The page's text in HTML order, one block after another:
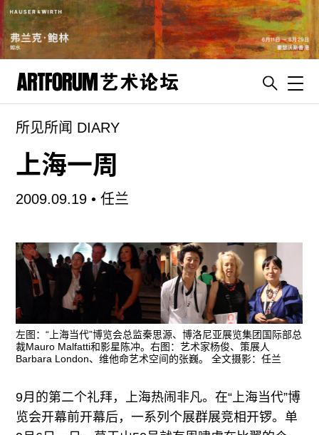
artguide
新闻
展评
杂志
视频
ENGLISH
ART & EDUCATION
广告
订阅
所见所闻 DIARY
上海一周
2009.09.19 •任兰
左图：“上海当代”博览会总监秦思源、博洛尼亚展览集团国际部总
裁Mauro Malfatti和影星陈冲。右图：艺术家杨俊、策展人
Barbara London、维他命艺术空间的张巍。 全文摄影：任兰
9月的第二个礼拜，上海热闹非凡。在“上海当代”博
览会开幕前开幕后，一系列个展群展竞相开锣。单